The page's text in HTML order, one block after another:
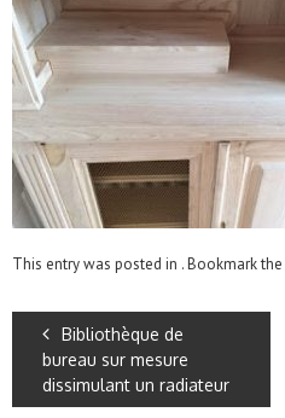
This entry was posted in . Bookmark the
Bibliothèque de
bureau sur mesure
dissimulant un radiateur